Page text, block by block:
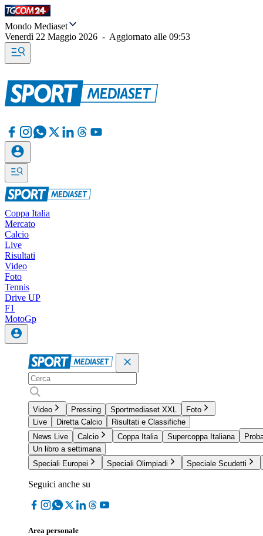
Mondo Mediaset
Venerdì 22 Maggio 2026 - Aggiornato alle 09:53
Coppa Italia
Mercato
Calcio
Live
Risultati
Video
Foto
Tennis
Drive UP
F1
MotoGp
Video Pressing Sportmediaset XXL
Foto
Live
Diretta Calcio
Risultati e Classifiche
News Live
Calcio Coppa Italia Supercoppa Italiana
Un libro a settimana
Speciali Europei
Speciali Olimpiadi Speciale Scudetti
Seguici anche su
Area personale